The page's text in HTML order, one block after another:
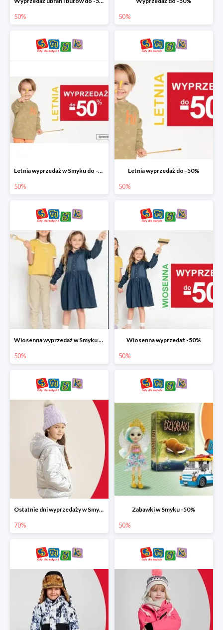
50% 50%
Letnia wyprzedaż w Smyku do -50%
50%
Letnia wyprzedaż do -50%
50%
Wiosenna wyprzedaż w Smyku do -50%
50%
Wiosenna wyprzedaż -50%
50%
Ostatnie dni wyprzedaży w Smyku do -70%
70%
Zabawki w Smyku -50%
50%